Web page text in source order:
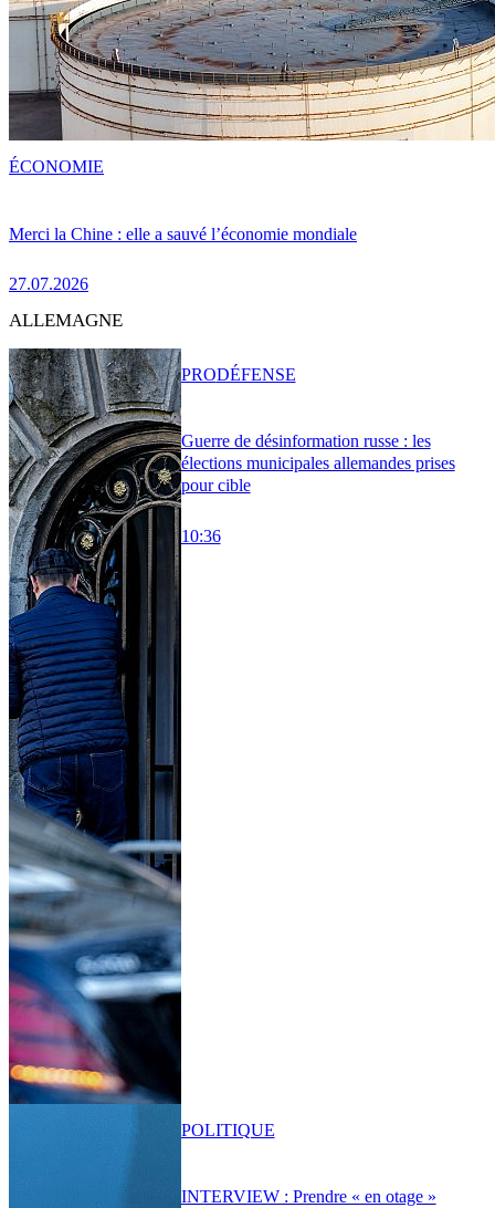
Merci la Chine : elle a sauvé l’économie mondiale
27.07.2026
ÉCONOMIE
ALLEMAGNE
Guerre de désinformation russe : les
élections municipales allemandes prises
pour cible
10:36
PRODÉFENSE
INTERVIEW : Prendre « en otage »
POLITIQUE